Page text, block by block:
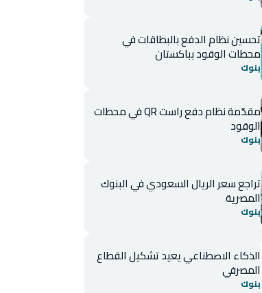
تحسين نظام الدفع بالبطاقات في
محطات الوقود بباكستان
بنوك
مقدّمة نظام دفع راست QR في محطات
الوقود
بنوك
تراجع سعر الريال السعودي في البنوك
المصرية
بنوك
الذكاء الاصطناعي يعيد تشكيل القطاع
المصرفي
بنوك